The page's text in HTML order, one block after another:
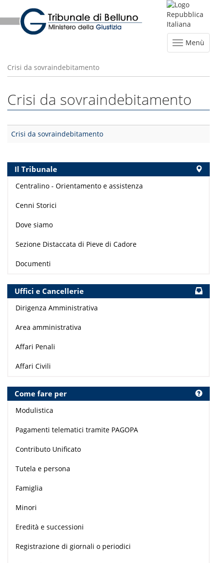
Menù
Crisi da sovraindebitamento
Crisi da sovraindebitamento
Crisi da sovraindebitamento
Il Tribunale
Centralino - Orientamento e assistenza
Cenni Storici
Dove siamo
Sezione Distaccata di Pieve di Cadore
Documenti
Uffici e Cancellerie
Dirigenza Amministrativa
Area amministrativa
Affari Penali
Affari Civili
Come fare per
Modulistica
Pagamenti telematici tramite PAGOPA
Contributo Unificato
Tutela e persona
Famiglia
Minori
Eredità e successioni
Registrazione di giornali o periodici